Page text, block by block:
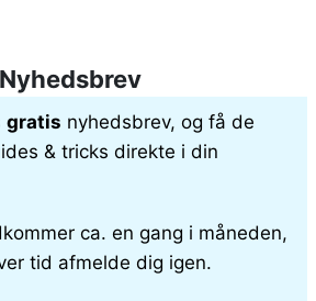
Nyhedsbrev
gratis nyhedsbrev, og få de
& tricks direkte i din
ca. en gang i måneden,
tid afmelde dig igen.